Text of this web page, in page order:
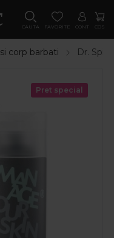
CAUTA FAVORITE CONT COS
corp barbati Dr.
Pret special